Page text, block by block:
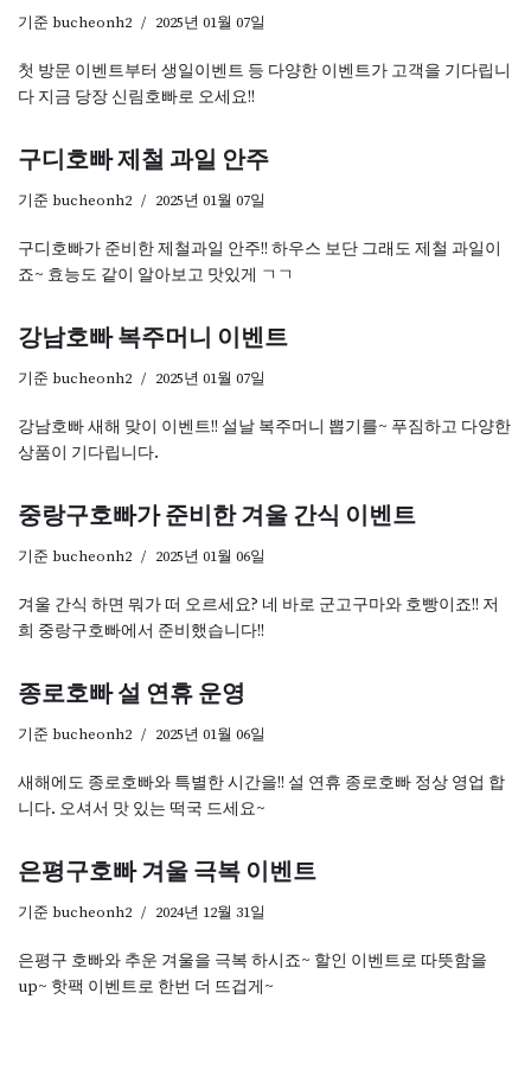
기준 bucheonh2 2025년 01월 07일
첫 방문 이벤트부터 생일이벤트 등 다양한 이벤트가 고객을 기다립니
다 지금 당장 신림호빠로 오세요!!
구디호빠 제철 과일 안주
기준 bucheonh2 2025년 01월 07일
구디호빠가 준비한 제철과일 안주!! 하우스 보단 그래도 제철 과일이
죠~ 효능도 같이 알아보고 맛있게 ㄱㄱ
강남호빠 복주머니 이벤트
기준 bucheonh2 2025년 01월 07일
강남호빠 새해 맞이 이벤트!! 설날 복주머니 뽑기를~ 푸짐하고 다양한
상품이 기다립니다.
중랑구호빠가 준비한 겨울 간식 이벤트
기준 bucheonh2 2025년 01월 06일
겨울 간식 하면 뭐가 떠 오르세요? 네 바로 군고구마와 호빵이죠!! 저
희 중랑구호빠에서 준비했습니다!!
종로호빠 설 연휴 운영
기준 bucheonh2 2025년 01월 06일
새해에도 종로호빠와 특별한 시간을!! 설 연휴 종로호빠 정상 영업 합
니다. 오셔서 맛 있는 떡국 드세요~
은평구호빠 겨울 극복 이벤트
기준 bucheonh2 2024년 12월 31일
은평구 호빠와 추운 겨울을 극복 하시죠~ 할인 이벤트로 따뜻함을
up~ 핫팩 이벤트로 한번 더 뜨겁게~